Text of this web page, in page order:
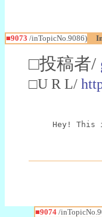
■9073 /inTopicNo.9086)
□投稿者/
□U R L/
Hey! This
■9074/